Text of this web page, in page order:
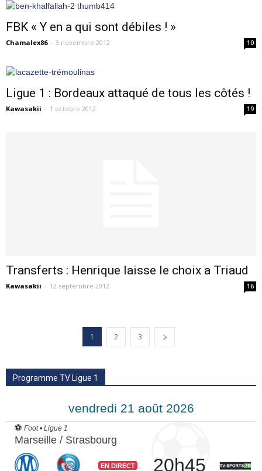
FBK « Y en a qui sont débiles ! »
Chamalex86 - 3 novembre 2012 10
Ligue 1 : Bordeaux attaqué de tous les côtés !
Kawasakii - 1 octobre 2012 19
Transferts : Henrique laisse le choix a Triaud
Kawasakii - 12 septembre 2012 16
1 2 3
Programme TV Ligue 1